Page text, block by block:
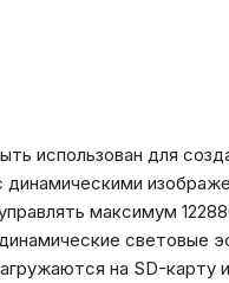
использован для
максимум
световые
на SD-карту